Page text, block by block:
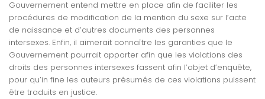
Gouvernement entend mettre en place afin de faciliter les
procédures de modification de la mention du sexe sur l’acte
de naissance et d’autres documents des personnes
intersexes. Enfin, il aimerait connaître les garanties que le
Gouvernement pourrait apporter afin que les violations des
droits des personnes intersexes fassent afin l’objet d’enquête,
pour qu’in fine les auteurs présumés de ces violations puissent
être traduits en justice.